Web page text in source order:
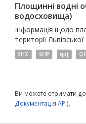
Площинні водні
водосховища)
Інформація щодо
території
SHX SHP qpj
Ви можете отримати
Документація API).